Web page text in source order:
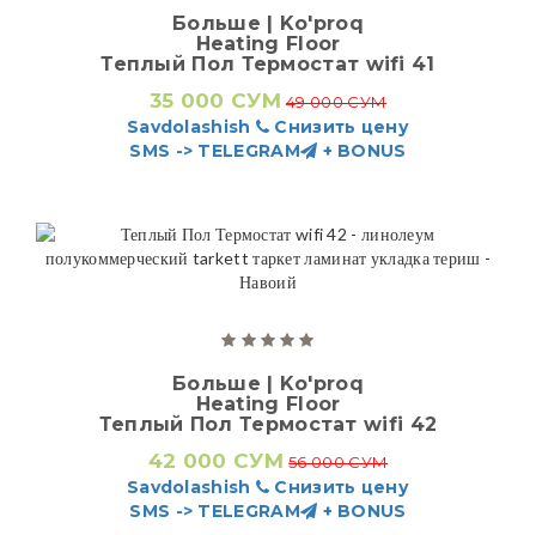
Больше | Ko'proq
Heating Floor
Теплый Пол Термостат wifi 41
35 000 СУМ 49 000 СУМ
Savdolashish
Снизить цену
SMS -> TELEGRAM
+ BONUS
Больше | Ko'proq
Heating Floor
Теплый Пол Термостат wifi 42
42 000 СУМ 56 000 СУМ
Savdolashish
Снизить цену
SMS -> TELEGRAM
+ BONUS